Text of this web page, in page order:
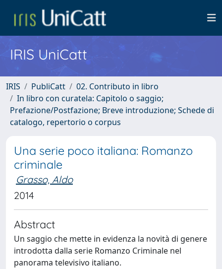
IRIS UniCatt
IRIS PubliCatt
02. Contributo in libro
In libro con curatela: Capitolo o saggio;
Prefazione/Postfazione; Breve introduzione; Schede di
catalogo, repertorio o corpus
Una serie poco italiana: Romanzo
criminale
Grasso, Aldo
2014
Abstract
Un saggio che mette in evidenza la novità di genere
introdotta dalla serie Romanzo Criminale nel
panorama televisivo italiano.